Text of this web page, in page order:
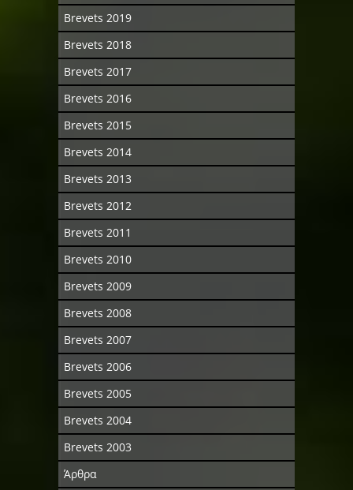
Brevets 2019
Brevets 2018
Brevets 2017
Brevets 2016
Brevets 2015
Brevets 2014
Brevets 2013
Brevets 2012
Brevets 2011
Brevets 2010
Brevets 2009
Brevets 2008
Brevets 2007
Brevets 2006
Brevets 2005
Brevets 2004
Brevets 2003
Άρθρα